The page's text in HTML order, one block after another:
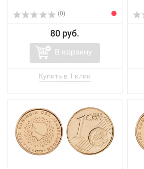
(0)
80 руб.
В корзину